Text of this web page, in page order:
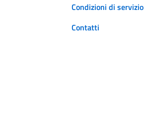
Condizioni di servizio
Contatti